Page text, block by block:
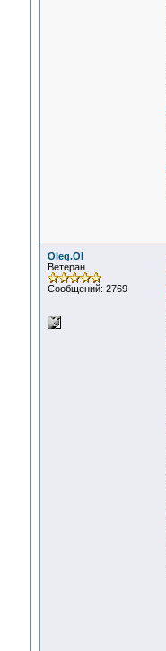
Oleg.Ol
Ветеран
Сообщений: 2769